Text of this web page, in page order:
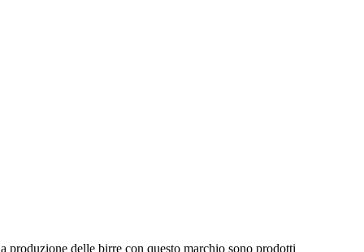
delle birre con questo marchio sono prodotti